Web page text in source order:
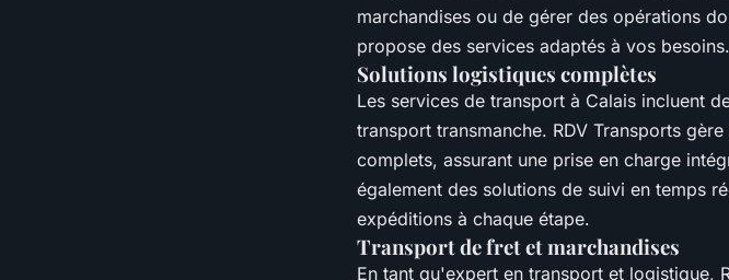
marchandises ou de gérer des opérations
propose des services adaptés à vos besoins.
Solutions logistiques complètes
Les services de transport à Calais incluent
transport transmanche. RDV Transports
complets, assurant une prise en charge
également des solutions de suivi en temps
expéditions à chaque étape.
Transport de fret et marchandises
En tant qu'expert en transport et logistique,